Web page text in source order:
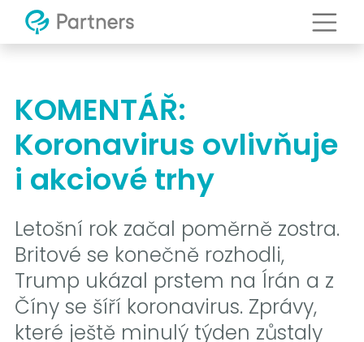
KOMENTÁŘ:
Koronavirus ovlivňuje
i akciové trhy
Letošní rok začal poměrně zostra.
Britové se konečně rozhodli,
Trump ukázal prstem na Írán a z
Číny se šíří koronavirus. Zprávy,
které ještě minulý týden zůstaly